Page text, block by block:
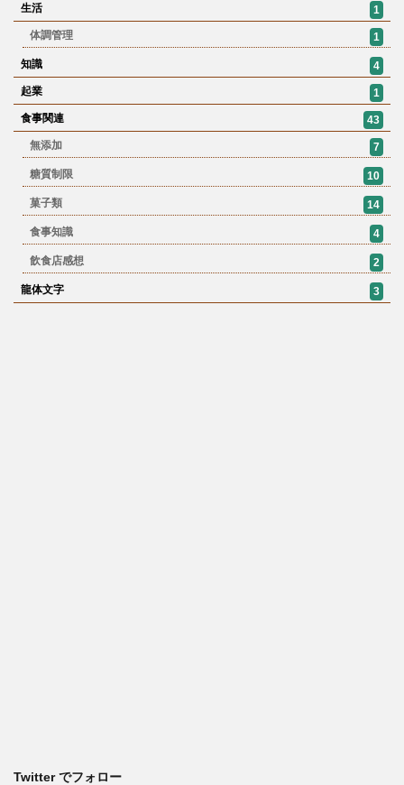
生活
1
体調管理
1
知識
4
起業
1
食事関連
43
無添加
7
糖質制限 10
菓子類 14
食事知識 4
飲食店感想 2
龍体文字 3
Twitter でフォロー